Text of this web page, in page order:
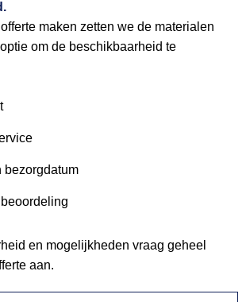
maken zetten we de materialen
om de beschikbaarheid te
bezorgdatum
en mogelijkheden vraag geheel
aan.